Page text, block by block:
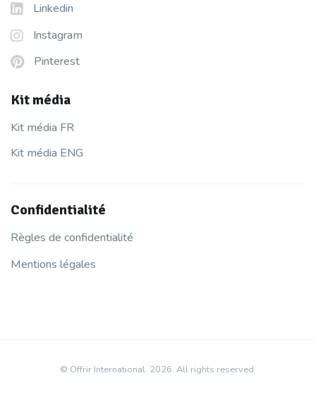
Linkedin
Instagram
Pinterest
Kit média
Kit média FR
Kit média ENG
Confidentialité
Règles de confidentialité
Mentions légales
© Offrir International. 2026. All rights reserved.